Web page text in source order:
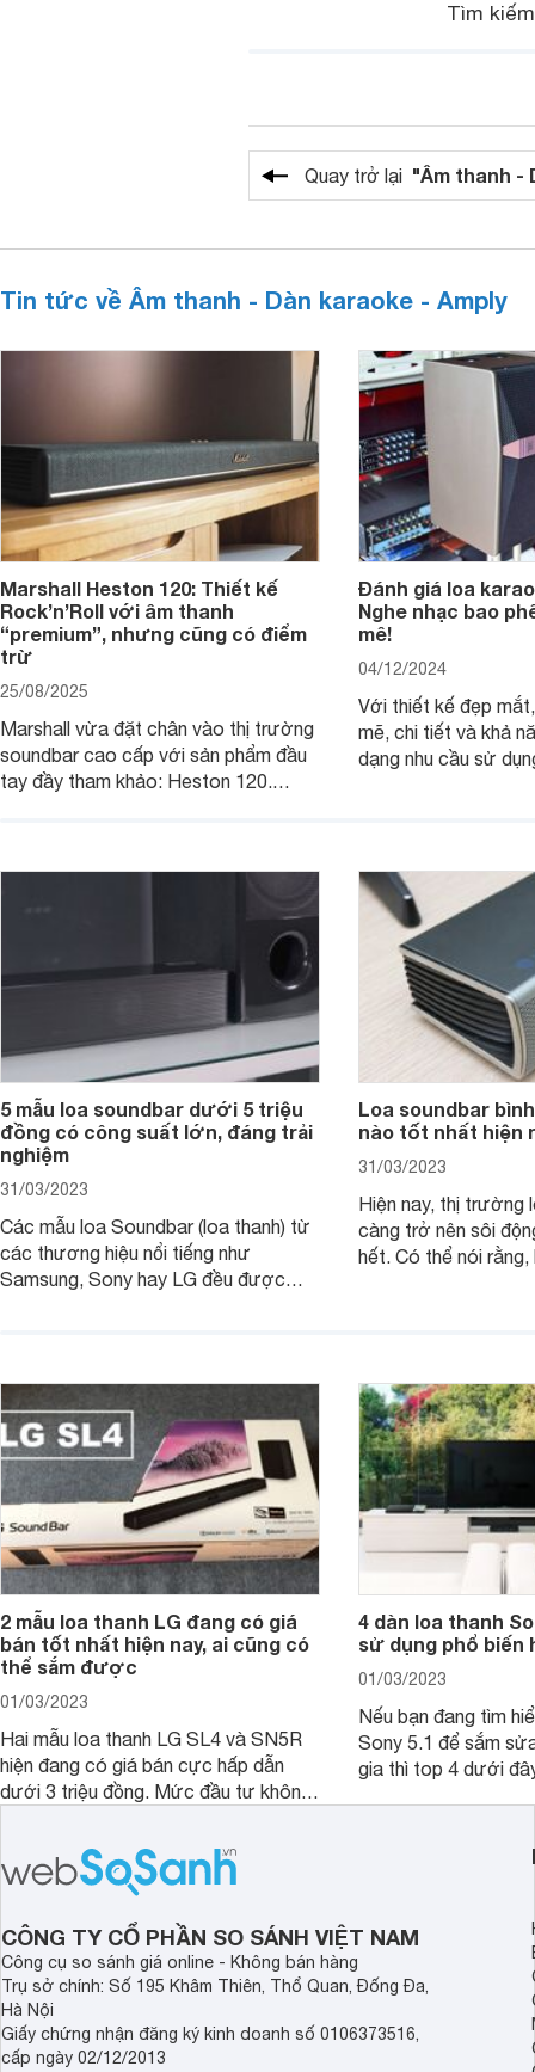
Tìm
Quay trở lại "Âm thanh -
Tin tức về Âm thanh - Dàn karaoke - Amply
Marshall Heston 120: Thiết kế
Rock’n’Roll với âm thanh
“premium”, nhưng cũng có điểm
trừ
25/08/2025
Marshall vừa đặt chân vào thị trường
soundbar cao cấp với sản phẩm đầu
tay đầy tham khảo: Heston 120.
Đánh giá loa
Nghe nhạc bao
mê!
04/12/2024
Với thiết kế đẹp
mẽ, chi tiết và khả
dạng nhu cầu sử
những sự kiện giải trí.
5 mẫu loa soundbar dưới 5 triệu
đồng có công suất lớn, đáng trải
nghiệm
31/03/2023
Các mẫu loa Soundbar (loa thanh) từ
các thương hiệu nổi tiếng như
Samsung, Sony hay LG đều được
lớn từ 300W và tầm giá khoảng 5
triệu đồng trở xuống, không khó để sở
hữu và trải nghiệm.
Loa soundbar
nào tốt nhất hiện
31/03/2023
Hiện nay, thị trường
càng trở nên sôi
hết. Có thể nói
loa soundbar bình
tốt nhất hiện nay?
2 mẫu loa thanh LG đang có giá
bán tốt nhất hiện nay, ai cũng có
thể sắm được
01/03/2023
Hai mẫu loa thanh LG SL4 và SN5R
hiện đang có giá bán cực hấp dẫn
dưới 3 triệu đồng. Mức đầu tư không
được lại vô cùng lớn, bởi đây từng là
2 mẫu rất hot tại thời điểm mới ra
4 dàn loa thanh
sử dụng phổ biến
01/03/2023
Nếu bạn đang tìm
Sony 5.1 để sắm
gia thì top 4 dưới
CÔNG TY CỔ PHẦN SO SÁNH VIỆT NAM
Công cụ so sánh giá online - Không bán hàng
Trụ sở chính: Số 195 Khâm Thiên, Thổ Quan, Đống Đa,
Hà Nội
Giấy chứng nhận đăng ký kinh doanh số 0106373516,
cấp ngày 02/12/2013